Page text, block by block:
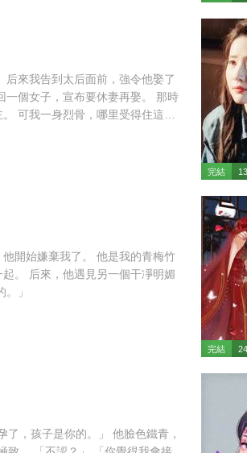
樣
退親的
完結
了。 他是我的青梅竹
明媚
。」
完結
，孩子是你的。」 他臉色鐵青，